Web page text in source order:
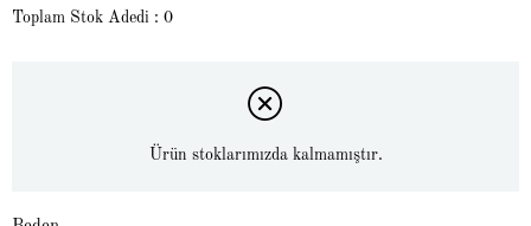
Toplam Stok Adedi : 0
Ürün stoklarımızda kalmamıştır.